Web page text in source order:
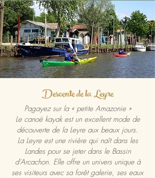
Descente de la Leyre
Pagayez sur la « petite Amazonie »
Le canoë kayak est un excellent mode de
découverte de la Leyre aux beaux jours.
La Leyre est une rivière qui naît dans les
Landes pour se jeter dans le Bassin
d’Arcachon. Elle offre un univers unique à
ses visiteurs avec sa forêt galerie, ses eaux